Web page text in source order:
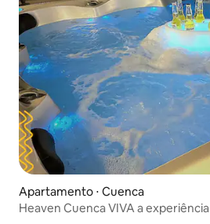
Apartamento ⋅ Cuenca
Heaven Cuenca VIVA a experiência